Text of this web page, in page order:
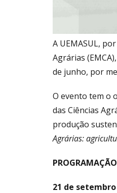
A UEMASUL,
Agrárias
de junho, por
O evento tem o
das Ciências
produção
Agrárias:
PROGRAMAÇÃO
21 de